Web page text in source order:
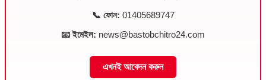
📞 ফোন: 01405689747
📧 ইমেইল: news@bastobchitro24.com
এখনই আবেদন করুন